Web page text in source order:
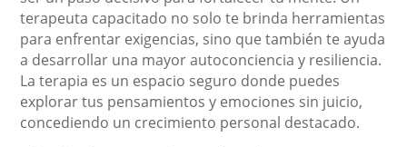
terapeuta capacitado no solo te brinda herramientas
para enfrentar exigencias, sino que también te ayuda
a desarrollar una mayor autoconciencia y resiliencia.
La terapia es un espacio seguro donde puedes
explorar tus pensamientos y emociones sin juicio,
concediendo un crecimiento personal destacado.